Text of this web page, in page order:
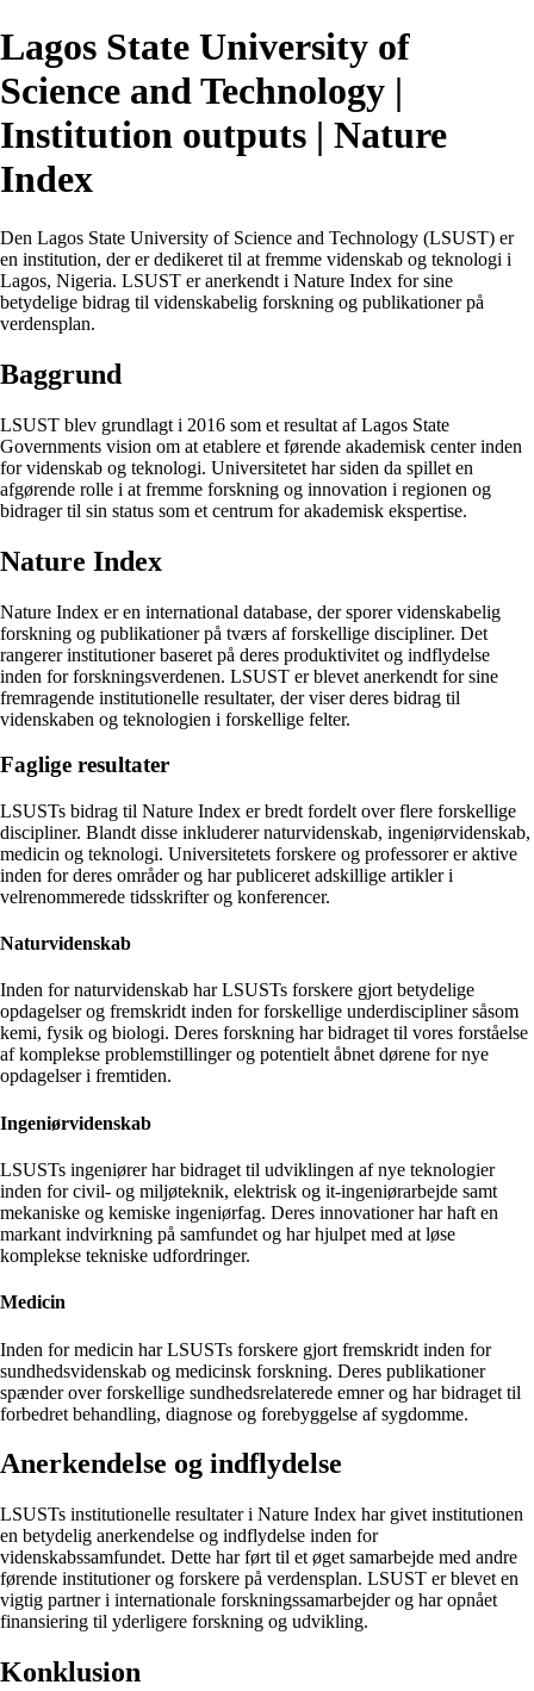
Lagos State University of
Science and Technology |
Institution outputs | Nature
Index
Den Lagos State University of Science and Technology (LSUST) er
en institution, der er dedikeret til at fremme videnskab og teknologi i
Lagos, Nigeria. LSUST er anerkendt i Nature Index for sine
betydelige bidrag til videnskabelig forskning og publikationer på
verdensplan.
Baggrund
LSUST blev grundlagt i 2016 som et resultat af Lagos State
Governments vision om at etablere et førende akademisk center inden
for videnskab og teknologi. Universitetet har siden da spillet en
afgørende rolle i at fremme forskning og innovation i regionen og
bidrager til sin status som et centrum for akademisk ekspertise.
Nature Index
Nature Index er en international database, der sporer videnskabelig
forskning og publikationer på tværs af forskellige discipliner. Det
rangerer institutioner baseret på deres produktivitet og indflydelse
inden for forskningsverdenen. LSUST er blevet anerkendt for sine
fremragende institutionelle resultater, der viser deres bidrag til
videnskaben og teknologien i forskellige felter.
Faglige resultater
LSUSTs bidrag til Nature Index er bredt fordelt over flere forskellige
discipliner. Blandt disse inkluderer naturvidenskab, ingeniørvidenskab,
medicin og teknologi. Universitetets forskere og professorer er aktive
inden for deres områder og har publiceret adskillige artikler i
velrenommerede tidsskrifter og konferencer.
Naturvidenskab
Inden for naturvidenskab har LSUSTs forskere gjort betydelige
opdagelser og fremskridt inden for forskellige underdiscipliner såsom
kemi, fysik og biologi. Deres forskning har bidraget til vores forståelse
af komplekse problemstillinger og potentielt åbnet dørene for nye
opdagelser i fremtiden.
Ingeniørvidenskab
LSUSTs ingeniører har bidraget til udviklingen af ​​nye teknologier
inden for civil- og miljøteknik, elektrisk og it-ingeniørarbejde samt
mekaniske og kemiske ingeniørfag. Deres innovationer har haft en
markant indvirkning på samfundet og har hjulpet med at løse
komplekse tekniske udfordringer.
Medicin
Inden for medicin har LSUSTs forskere gjort fremskridt inden for
sundhedsvidenskab og medicinsk forskning. Deres publikationer
spænder over forskellige sundhedsrelaterede emner og har bidraget til
forbedret behandling, diagnose og forebyggelse af sygdomme.
Anerkendelse og indflydelse
LSUSTs institutionelle resultater i Nature Index har givet institutionen
en betydelig anerkendelse og indflydelse inden for
videnskabssamfundet. Dette har ført til et øget samarbejde med andre
førende institutioner og forskere på verdensplan. LSUST er blevet en
vigtig partner i internationale forskningssamarbejder og har opnået
finansiering til yderligere forskning og udvikling.
Konklusion